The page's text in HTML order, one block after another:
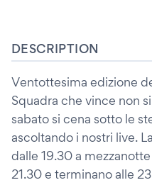
DESCRIPTION
Ventottesima edizione
Squadra che vince non
sabato si cena sotto le
ascoltando i nostri live.
dalle 19.30 a
21.30 e terminano alle